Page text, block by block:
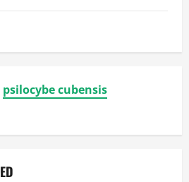
psilocybe cubensis